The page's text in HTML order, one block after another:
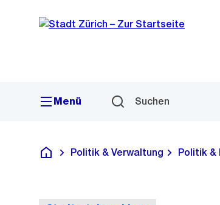
Navigation
Sprunglink
Menü Suchen
Deutsch
Politik & Verwaltung Politik &